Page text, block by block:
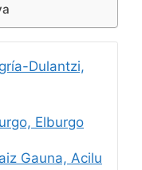
Dulantzi,
Elburgo
Gauna, Acilu